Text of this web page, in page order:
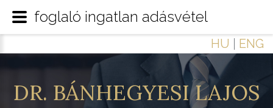
HU ENG
DR. BÁNHEGYESI LAJOS
foglaló ingatlan adásvétel